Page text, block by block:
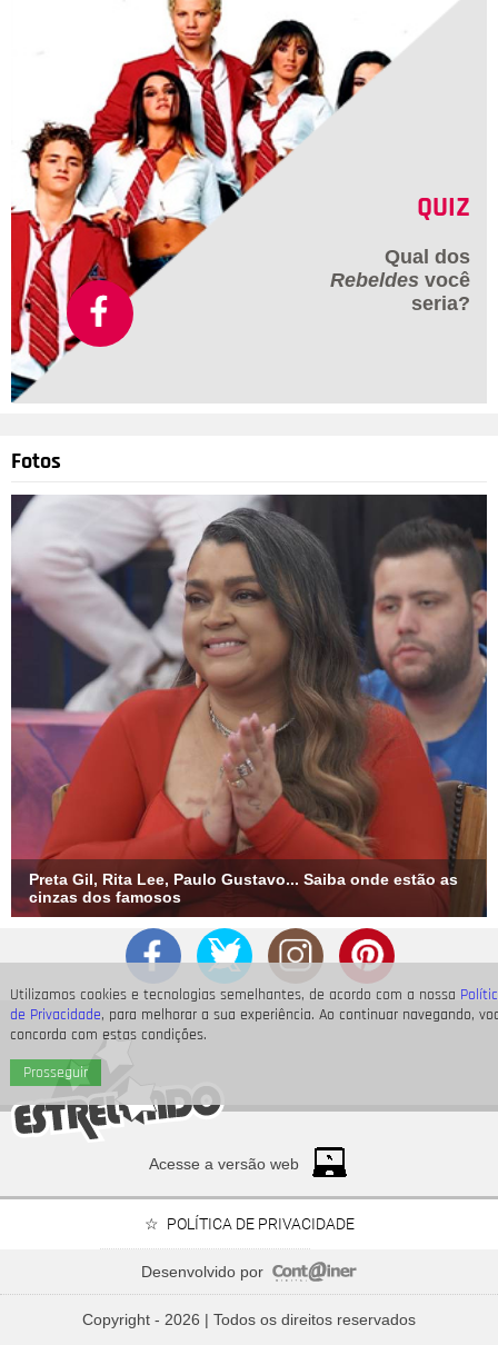
Utilizamos cookies e tecnologias semelhantes, de acordo com a nossa
de Privacidade, para melhorar a sua experiência. Ao continuar navegando,
concorda com estas condições.
Prosseguir
QUIZ
Qual dos
Rebeldes você
seria?
Fotos
Preta Gil, Rita Lee, Paulo Gustavo... Saiba onde estão as
cinzas dos famosos
Relembre os amores - e affairs - de Shawn Mendes
Acesse a versão web
POLÍTICA DE PRIVACIDADE
Desenvolvido por
Copyright - 2026 | Todos os direitos reservados